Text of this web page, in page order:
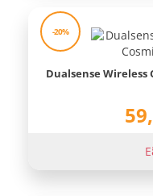
-20%
Dualsense Wireless